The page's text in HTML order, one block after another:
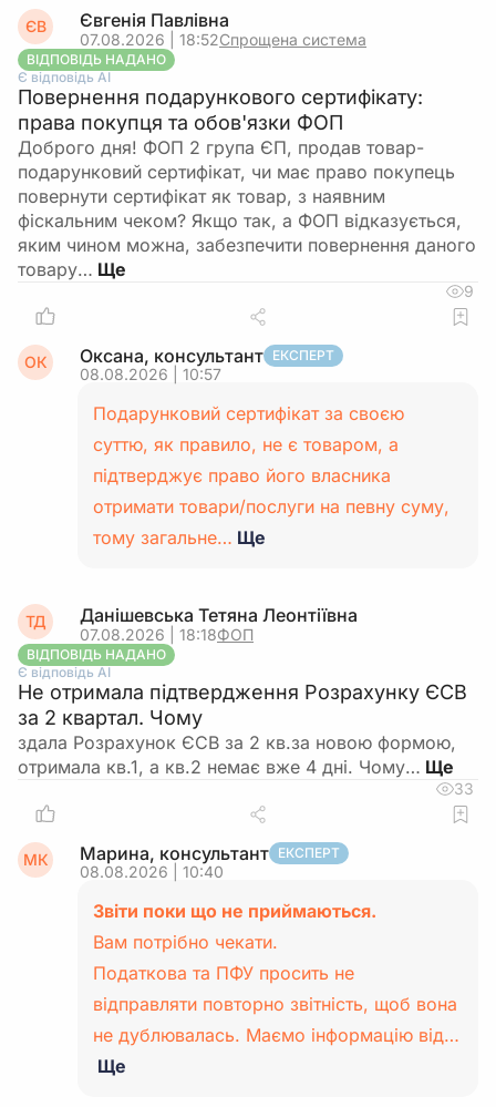
ЄВ Євгенія Павлівна
07.08.2026 | 18:52Спрощена система
ВІДПОВІДЬ НАДАНО
Є відповідь АІ
Повернення подарункового сертифікату:
права покупця та обов'язки ФОП
Доброго дня! ФОП 2 група ЄП, продав товар-
подарунковий сертифікат, чи має право покупець
повернути сертифікат як товар, з наявним
фіскальним чеком? Якщо так, а ФОП відказується,
яким чином можна, забезпечити повернення даного
товару…
9
ОК Оксана, консультант ЕКСПЕРТ
08.08.2026 | 10:57
Подарунковий сертифікат за своєю
суттю, як правило, не є товаром, а
підтверджує право його власника
отримати товари/послуги на певну суму,
тому загальне… Ще
ТД Данішевська Тетяна Леонтіївна
07.08.2026 | 18:18ФОП
ВІДПОВІДЬ НАДАНО
Є відповідь АІ
Не отримала підтвердження Розрахунку ЄСВ
за 2 квартал. Чому
здала Розрахунок ЄСВ за 2 кв.за новою формою,
отримала кв.1, а кв.2 немає вже 4 дні. Чому…
33
МК Марина, консультант ЕКСПЕРТ
08.08.2026 | 10:40
Звіти поки що не приймаються.
Вам потрібно чекати.
Податкова та ПФУ просить не
відправляти повторно звітність, щоб вона
не дублювалась. Маємо інформацію від…
Ще